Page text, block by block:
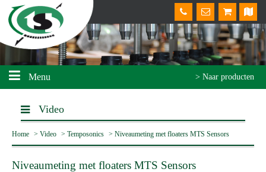
> Naar producten
Menu
Video
Home > Video > Temposonics > Niveaumeting met floaters MTS Sensors
Niveaumeting met floaters MTS Sensors